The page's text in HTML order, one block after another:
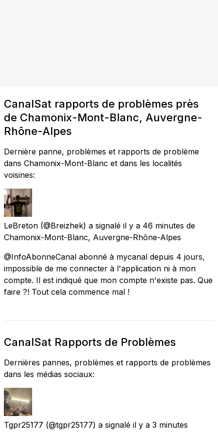
CanalSat rapports de problèmes près
de Chamonix-Mont-Blanc, Auvergne-
Rhône-Alpes
Dernière panne, problèmes et rapports de problème
dans Chamonix-Mont-Blanc et dans les localités
voisines:
LeBreton (@Breizhek) a signalé il y a 46 minutes de
Chamonix-Mont-Blanc, Auvergne-Rhône-Alpes
@InfoAbonneCanal abonné à mycanal depuis 4 jours,
impossible de me connecter à l'application ni à mon
compte. Il est indiqué que mon compte n'existe pas. Que
faire ?! Tout cela commence mal !
CanalSat Rapports de Problèmes
Dernières pannes, problèmes et rapports de problèmes
dans les médias sociaux:
Tgpr25177 (@tgpr25177) a signalé il y a 3 minutes